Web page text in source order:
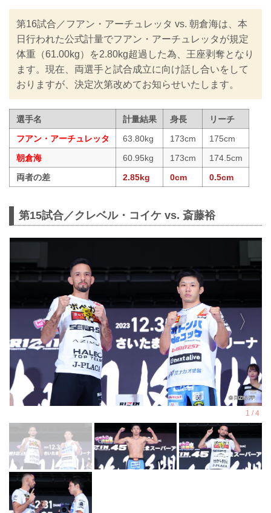
第16試合／フアン・アーチュレッタ vs. 朝倉海は、本
日行われた公式計量でフアン・アーチュレッタが規定
体重（61.00kg）を2.80kg超過した為、王座剥奪となり
ます。現在、両選手と試合成立に向け話し合いをして
おりますが、決定次第改めてお知らせいたします。
選手名 計量結果 身長
リーチ
フアン・アーチュレッタ
63.80kg 173cm
175cm
朝倉海
60.95kg 173cm
174.5cm
両者の差
2.85kg 0cm 0.5cm
第15試合／クレベル・コイケ vs. 斎藤裕